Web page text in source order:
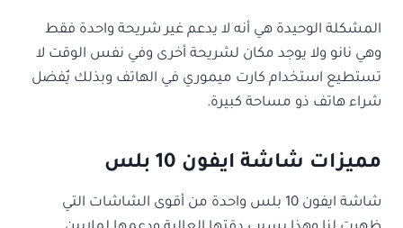
المشكلة الوحيدة هي أنه لا يدعم غير شريحة واحدة فقط
وهي نانو ولا يوجد مكان لشريحة أخرى وفي نفس الوقت لا
تستطيع استخدام كارت ميموري في الهاتف وبذلك يٌفضل
شراء هاتف ذو مساحة كبيرة.
مميزات شاشة ايفون 10 بلس
شاشة ايفون 10 بلس
واحدة من أقوى الشاشات التي